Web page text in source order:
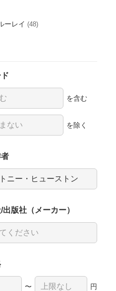
ーレイ (48)
を含む
を除く
出版社（メーカー）
〜 円